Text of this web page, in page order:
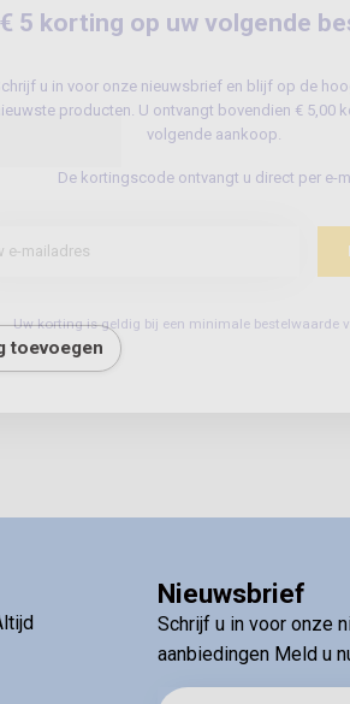
toevoegen
Nieuwsbrief
Schrijf u in voor onze
aanbiedingen Meld u
€ 5 korting op uw volgende
u in voor onze nieuwsbrief en blijf op de
producten. U ontvangt bovendien € 5,00
volgende aankoop.
De kortingscode ontvangt u direct per e-
Uw korting is geldig bij een minimale bestelwaarde